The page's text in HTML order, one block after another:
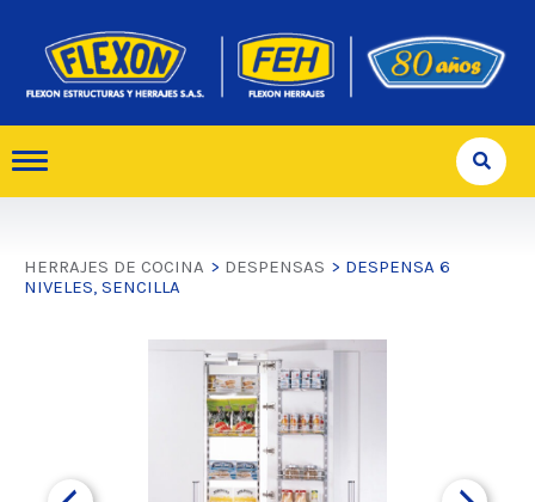
HERRAJES DE COCINA > DESPENSAS > DESPENSA 6
NIVELES, SENCILLA